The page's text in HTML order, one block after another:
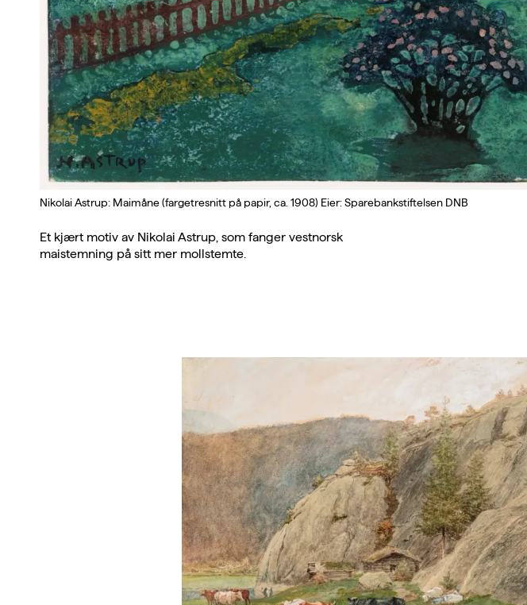
Nikolai Astrup: Maimåne (fargetresnitt på papir, ca. 1908) Eier: Sparebankstiftelsen DNB
Et kjært motiv av Nikolai Astrup, som fanger vestnorsk
maistemning på sitt mer mollstemte.